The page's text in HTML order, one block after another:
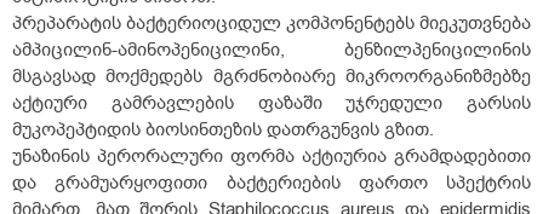
პრეპარატის ბაქტერიოციდულ კომპონენტებს მიეკუთვნება
ამპიცილინ-ამინოპენიცილინი, ბენზილპენიცილინის
მსგავსად მოქმედებს მგრძნობიარე მიკროორგანიზმებზე
აქტიური გამრავლების ფაზაში უჯრედული გარსის
მუკოპეპტიდის ბიოსინთეზის დათრგუნვის გზით.
უნაზინის პერორალური ფორმა აქტიურია გრამდადებითი
და გრამუარყოფითი ბაქტერიების ფართო სპექტრის